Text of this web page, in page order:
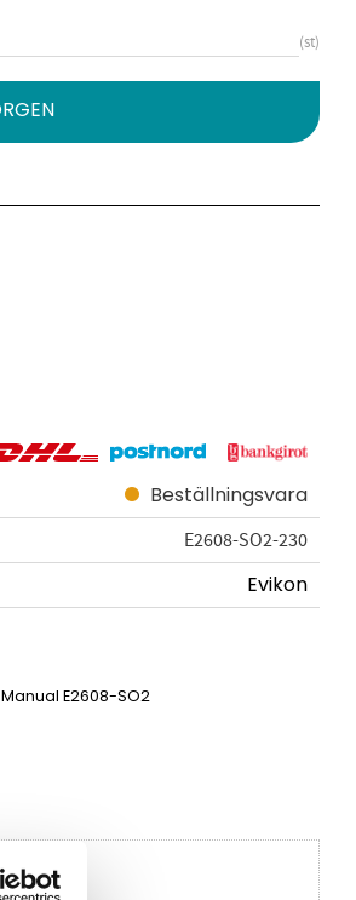
st
Beställningsvara
E2608-SO2-230
Evikon
Manual E2608-SO2